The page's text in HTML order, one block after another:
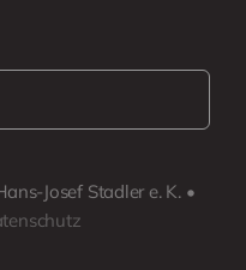
Josef Stadler e. K. •